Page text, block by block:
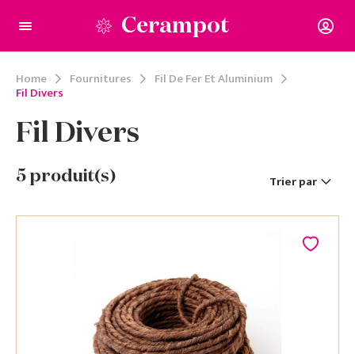
Cerampot
Home Fournitures Fil De Fer Et Aluminium
Fil Divers
Fil Divers
5 produit(s) Trier par